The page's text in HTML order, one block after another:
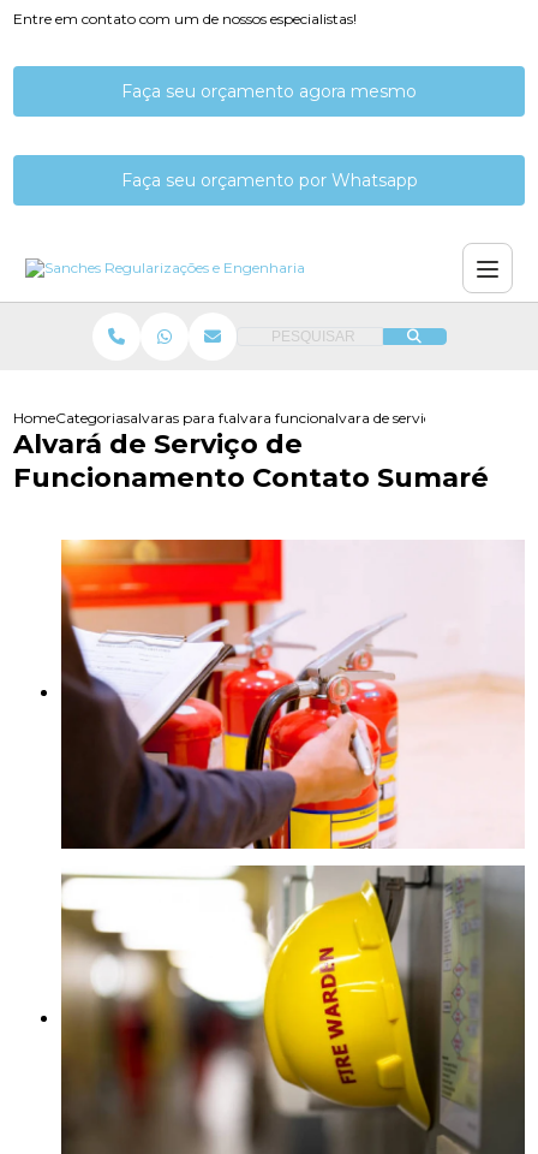
Entre em contato com um de nossos especialistas!
Faça seu orçamento agora mesmo
Faça seu orçamento por Whatsapp
PESQUISAR
HomeCategoriasalvaras para funcionamentoalvara funcionamento de empresa
alvara de servico de
Alvará de Serviço de
Funcionamento Contato Sumaré